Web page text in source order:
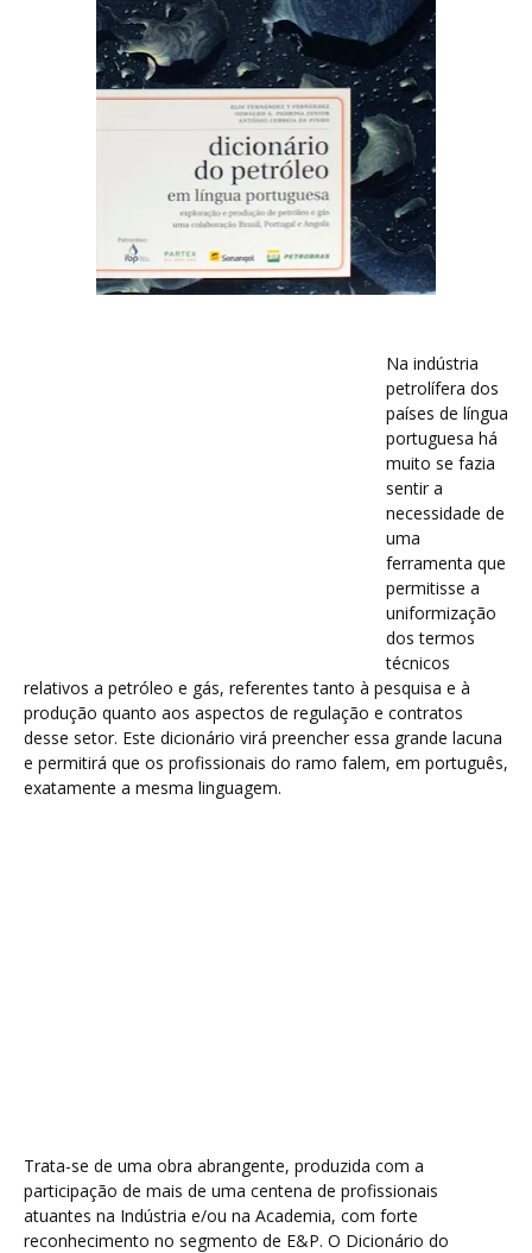
Na indústria
petrolífera dos
países de língua
portuguesa há
muito se fazia
sentir a
necessidade de
uma
ferramenta que
permitisse a
uniformização
dos termos
técnicos
relativos a petróleo e gás, referentes tanto à pesquisa e à
produção quanto aos aspectos de regulação e contratos
desse setor. Este dicionário virá preencher essa grande lacuna
e permitirá que os profissionais do ramo falem, em português,
exatamente a mesma linguagem.
Trata-se de uma obra abrangente, produzida com a
participação de mais de uma centena de profissionais
atuantes na Indústria e/ou na Academia, com forte
reconhecimento no segmento de E&P. O Dicionário do